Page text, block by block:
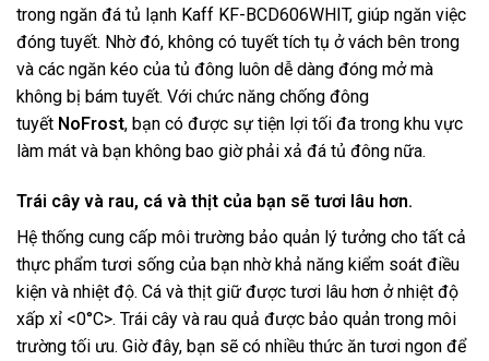
trong ngăn đá tủ lạnh Kaff KF-BCD606WHIT, giúp ngăn việc
đóng tuyết. Nhờ đó, không có tuyết tích tụ ở vách bên trong
và các ngăn kéo của tủ đông luôn dễ dàng đóng mở mà
không bị bám tuyết. Với chức năng chống đông
tuyết NoFrost, bạn có được sự tiện lợi tối đa trong khu vực
làm mát và bạn không bao giờ phải xả đá tủ đông nữa.
Trái cây và rau, cá và thịt của bạn sẽ tươi lâu hơn.
Hệ thống cung cấp môi trường bảo quản lý tưởng cho tất cả
thực phẩm tươi sống của bạn nhờ khả năng kiểm soát điều
kiện và nhiệt độ. Cá và thịt giữ được tươi lâu hơn ở nhiệt độ
xấp xỉ <0°C>. Trái cây và rau quả được bảo quản trong môi
trường tối ưu. Giờ đây, bạn sẽ có nhiều thức ăn tươi ngon để